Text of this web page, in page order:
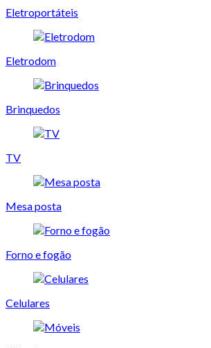
Eletroportáteis
Eletrodom
Brinquedos
TV
Mesa posta
Forno e fogão
Celulares